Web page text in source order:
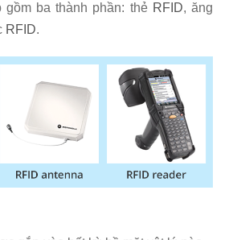
gồm ba thành phần: thẻ RFID, ăng
RFID.